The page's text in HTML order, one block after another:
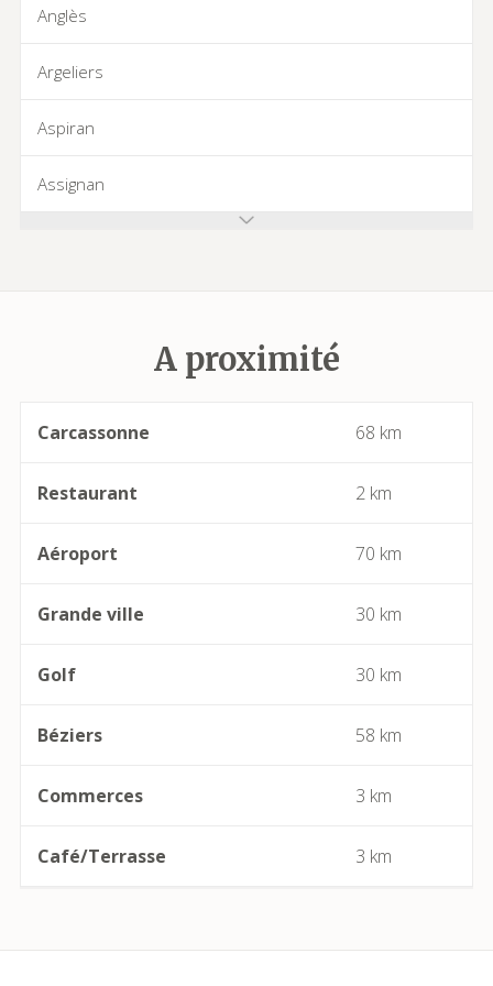
Anglès
Argeliers
Aspiran
Assignan
Babeau-Bouldoux
Béziers
Bize-Minervois
Boujan-sur-Libron
A proximité
Carcassonne 68 km
Restaurant 2 km
Aéroport 70 km
Grande ville 30 km
Golf 30 km
Béziers 58 km
Commerces 3 km
Café/Terrasse 3 km